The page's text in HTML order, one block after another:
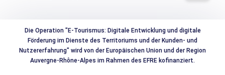
Die Operation "E-Tourismus: Digitale Entwicklung und digitale
Förderung im Dienste des Territoriums und der Kunden- und
Nutzererfahrung" wird von der Europäischen Union und der Region
Auvergne-Rhône-Alpes im Rahmen des EFRE kofinanziert.